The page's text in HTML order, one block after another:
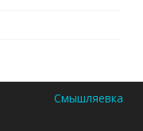
Смышляевка